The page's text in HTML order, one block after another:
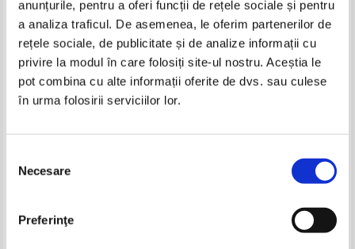
anunțurile, pentru a oferi funcții de rețele sociale și pentru
a analiza traficul. De asemenea, le oferim partenerilor de
rețele sociale, de publicitate și de analize informații cu
privire la modul în care folosiți site-ul nostru. Aceștia le
pot combina cu alte informații oferite de dvs. sau culese
în urma folosirii serviciilor lor.
consimțământului
Necesare
Preferinţe
Pret:
Lei
-20%
Produse din aceeasi categorie
Ian McEwan - Cainii negri
-60%
Jean Laffitte - Rose France